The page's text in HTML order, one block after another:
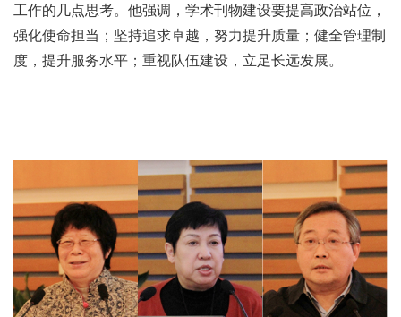
工作的几点思考。他强调，学术刊物建设要提高政治站位，
强化使命担当；坚持追求卓越，努力提升质量；健全管理制
度，提升服务水平；重视队伍建设，立足长远发展。